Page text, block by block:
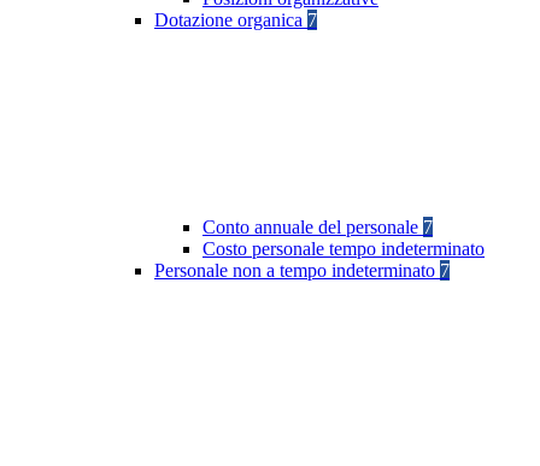
Dotazione organica 7
Conto annuale del personale 7
Costo personale tempo indeterminato
Personale non a tempo indeterminato 7